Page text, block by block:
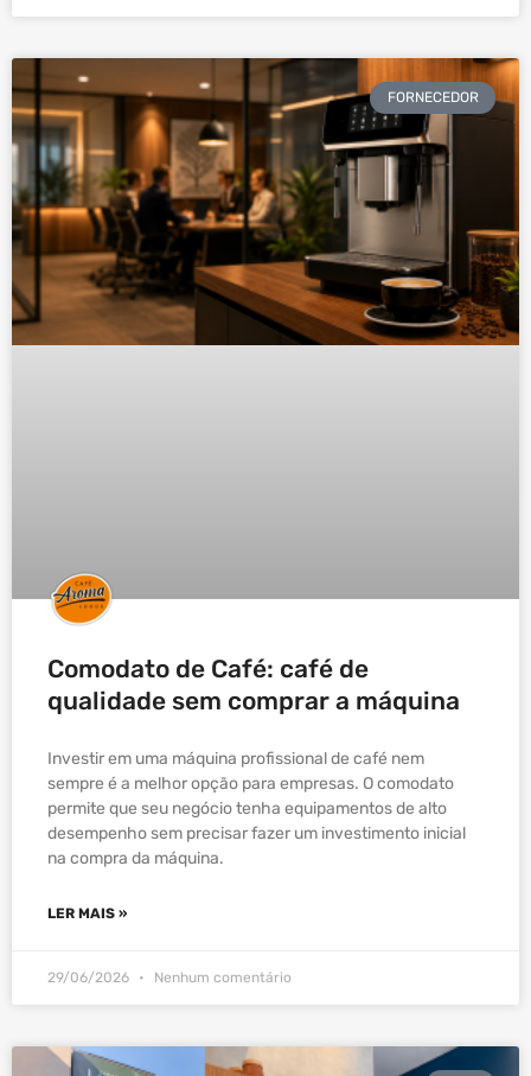
FORNECEDOR
Comodato de Café: café de
qualidade sem comprar a máquina
Investir em uma máquina profissional de café nem
sempre é a melhor opção para empresas. O comodato
permite que seu negócio tenha equipamentos de alto
desempenho sem precisar fazer um investimento inicial
na compra da máquina.
LER MAIS »
29/06/2026 Nenhum comentário